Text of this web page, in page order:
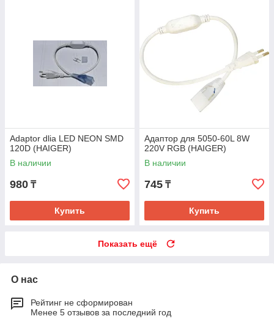
Adaptor dlia LED NEON SMD
120D (HAIGER)
В наличии
980 ₸
Купить
Адаптор для 5050-60L 8W
220V RGB (HAIGER)
В наличии
745 ₸
Купить
Показать ещё
О нас
Рейтинг не сформирован
Менее 5 отзывов за последний год